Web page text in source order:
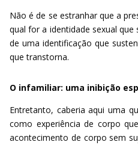
Não é de se estranhar que a
qual for a identidade sexual que
de uma identificação que
que transtorna.
O infamiliar: uma inibição
Entretanto, caberia aqui uma
como experiência de corpo
acontecimento de corpo sem